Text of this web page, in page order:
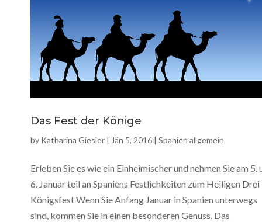
Das Fest der Könige
by Katharina Giesler Jän 5, 2016 Spanien allgemein
Erleben Sie es wie ein Einheimischer und nehmen Sie am 5.
6. Januar teil an Spaniens Festlichkeiten zum Heiligen Drei
Königsfest Wenn Sie Anfang Januar in Spanien unterwegs
sind, kommen Sie in einen besonderen Genuss. Das